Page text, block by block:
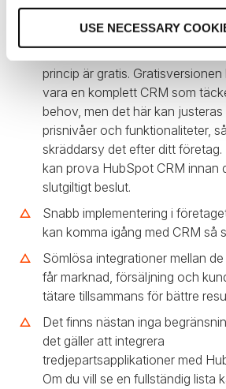
USE NECESSARY
att sätta användaren först - alla
intuitiva och användarvänliga.
princip är gratis.
vara en komplett CRM som
behov, men det här kan justeras
prisnivåer och funktionaliteter,
skräddarsy det efter ditt
kan prova HubSpot CRM innan
slutgiltigt beslut.
Snabb implementering i
kan komma igång med CRM så
Sömlösa integrationer mellan
får marknad, försäljning och
tätare tillsammans för bättre
Det finns nästan inga
det gäller att integrera
tredjepartsapplikationer med
Om du vill se en fullständig lista